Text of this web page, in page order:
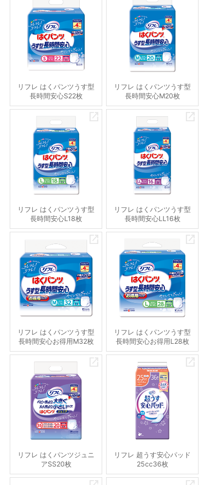
リフレ はくパンツうす型
長時間安心S22枚
リフレ はくパンツうす型
長時間安心M20枚
リフレ はくパンツうす型
長時間安心L18枚
リフレ はくパンツうす型
長時間安心LL16枚
リフレ はくパンツうす型
長時間安心お得用M32枚
リフレ はくパンツうす型
長時間安心お得用L28枚
リフレ はくパンツジュニ
アSS20枚
リフレ 超うす安心パッド
25cc36枚